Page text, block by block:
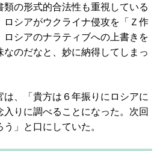
の形式的合法性も重視している
ロシアがウクライナ侵攻を「Ｚ作
シアのナラティブへの上書きを
のだなと、妙に納得してしまっ
、「貴方は６年振りにロシアに
りに調べることになった。次回
」と口にしていた。